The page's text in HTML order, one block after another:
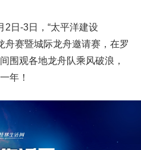
日-3日，“太平洋建设
舟赛暨城际龙舟邀请赛，在罗
围观各地龙舟队乘风破浪，
年！